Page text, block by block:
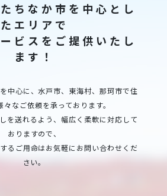
ちなか市を中心とし
たエリアで
ビスをご提供いたし
ます！
中心に、水戸市、東海村、那珂市で住
なご依頼を承っております。
を送れるよう、幅広く柔軟に対応して
おりますので、
るご用命はお気軽にお問い合わせくだ
さい。